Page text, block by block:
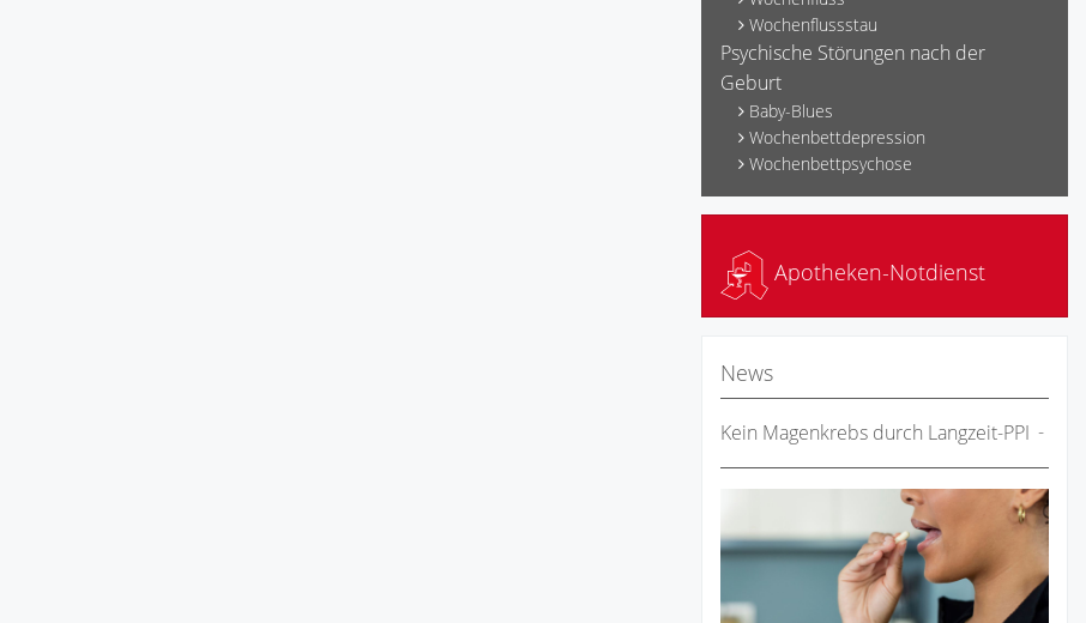
Wochenflussstau
Psychische Störungen nach der
Geburt
Baby-Blues
Wochenbettdepression
Wochenbettpsychose
Apotheken-Notdienst
News
Kein Magenkrebs durch Langzeit-PPI